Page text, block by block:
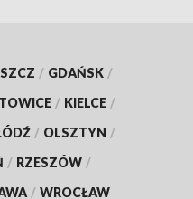
/ GDAŃSK /
/ KIELCE /
/ OLSZTYN /
/ RZESZÓW /
/ WROCŁAW